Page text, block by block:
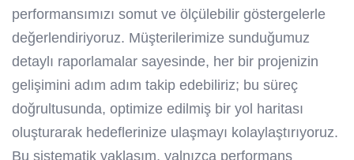
performansımızı somut ve ölçülebilir göstergelerle
değerlendiriyoruz. Müşterilerimize sunduğumuz
detaylı raporlamalar sayesinde, her bir projenizin
gelişimini adım adım takip edebiliriz; bu süreç
doğrultusunda, optimize edilmiş bir yol haritası
oluşturarak hedeflerinize ulaşmayı kolaylaştırıyoruz.
Bu sistematik yaklaşım, yalnızca performans